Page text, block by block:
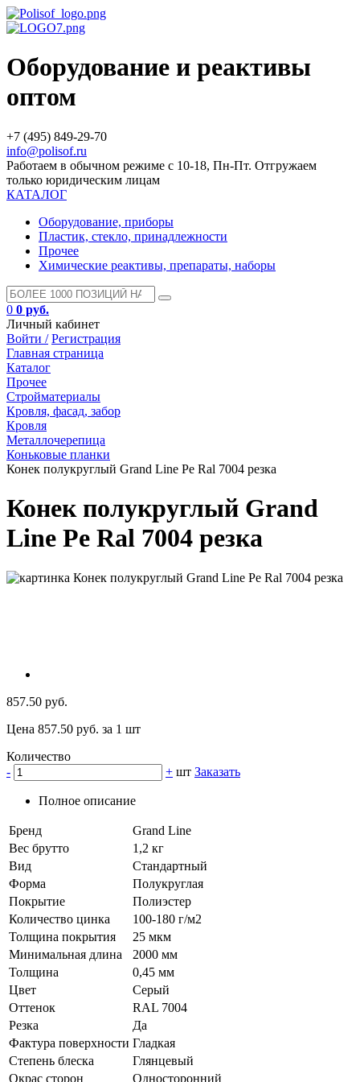
Оборудование и реактивы
оптом
+7 (495) 849-29-70
info@polisof.ru
Работаем в обычном режиме с 10-18, Пн-Пт. Отгружаем
только юридическим лицам
КАТАЛОГ
Оборудование, приборы
Пластик, стекло, принадлежности
Прочее
Химические реактивы, препараты, наборы
0 0 руб.
Личный кабинет
Войти / Регистрация
Главная страница
Каталог
Прочее
Стройматериалы
Кровля, фасад, забор
Кровля
Металлочерепица
Коньковые планки
Конек полукруглый Grand Line Pe Ral 7004 резка
Конек полукруглый Grand
Line Pe Ral 7004 резка
857.50 руб.
Цена 857.50 руб. за 1 шт
Количество
-
+ шт Заказать
Полное описание
Бренд
Grand Line
Вес брутто
1,2 кг
Вид
Стандартный
Форма
Полукруглая
Покрытие
Полиэстер
Количество цинка
100-180 г/м2
Толщина покрытия
25 мкм
Минимальная длина
2000 мм
Толщина
0,45 мм
Цвет
Серый
Оттенок
RAL 7004
Резка
Да
Фактура поверхности Гладкая
Степень блеска
Глянцевый
Окрас сторон
Односторонний